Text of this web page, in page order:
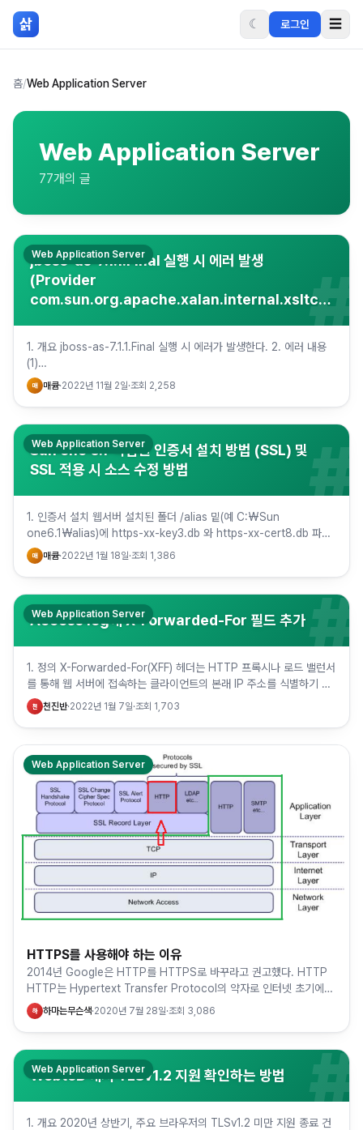
본문 바로가기
삵 ☾ 로그인 ☰
홈/Web Application Server
Web Application Server
77개의 글
jboss-as-7.1.1.Final 실행 시 에러 발생
(Provider
#
Web Application Server
1. 개요 jboss-as-7.1.1.Final 실행 시 에러가 발생한다. 2. 에러 내용
(1)
javax.xml.transform.TransformerFactoryConfigurationErro…
매 매큠·2022년 11월 2일·조회 2,258
Sun one 6.1 백업된 인증서 설치 방법 (SSL) 및
SSL 적용 시 소스 수정 방법
#
Web Application Server
1. 인증서 설치 웹서버 설치된 폴더 /alias 밑(예 C:₩Sun
one6.1₩alias)에 https-xx-key3.db 와 https-xx-cert8.db 파일
을 저장함. 이때, 기존에 있던…
매 매큠·2022년 1월 18일·조회 1,386
Access log에 X-Forwarded-For 필드 추가#
Web Application Server
1. 정의 X-Forwarded-For(XFF) 헤더는 HTTP 프록시나 로드 밸런서
를 통해 웹 서버에 접속하는 클라이언트의 본래 IP 주소를 식별하기 위
한 목적으로 사용되는 헤더다. 2. 배경 클…
천 천진반·2022년 1월 7일·조회 1,703
Web Application Server
HTTPS를 사용해야 하는 이유
2014년 Google은 HTTP를 HTTPS로 바꾸라고 권고했다. HTTP
HTTP는 Hypertext Transfer Protocol의 약자로 인터넷 초기에
모든 웹사이트에서 기본적으로 사용되는…
하 하마는무슨색·2020년 7월 28일·조회 3,086
WebtoB 에서 TLSv1.2 지원 확인하는 방법 #
Web Application Server
1. 개요 2020년 상반기, 주요 브라우저의 TLSv1.2 미만 지원 종료 건